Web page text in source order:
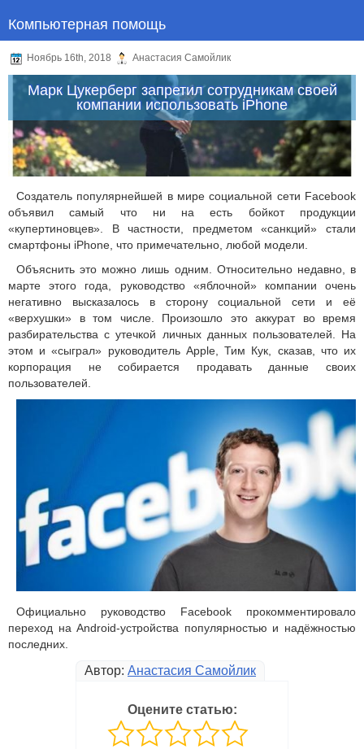
Компьютерная помощь
Ноябрь 16th, 2018 Анастасия Самойлик
Марк Цукерберг запретил сотрудникам своей
компании использовать iPhone
Создатель популярнейшей в мире социальной сети Facebook
объявил самый что ни на есть бойкот продукции
«купертиновцев». В частности, предметом «санкций» стали
смартфоны iPhone, что примечательно, любой модели.
Объяснить это можно лишь одним. Относительно недавно, в
марте этого года, руководство «яблочной» компании очень
негативно высказалось в сторону социальной сети и её
«верхушки» в том числе. Произошло это аккурат во время
разбирательства с утечкой личных данных пользователей. На
этом и «сыграл» руководитель Apple, Тим Кук, сказав, что их
корпорация не собирается продавать данные своих
пользователей.
Официально руководство Facebook прокомментировало
переход на Android-устройства популярностью и надёжностью
последних.
Автор: Анастасия Самойлик
Оцените статью: